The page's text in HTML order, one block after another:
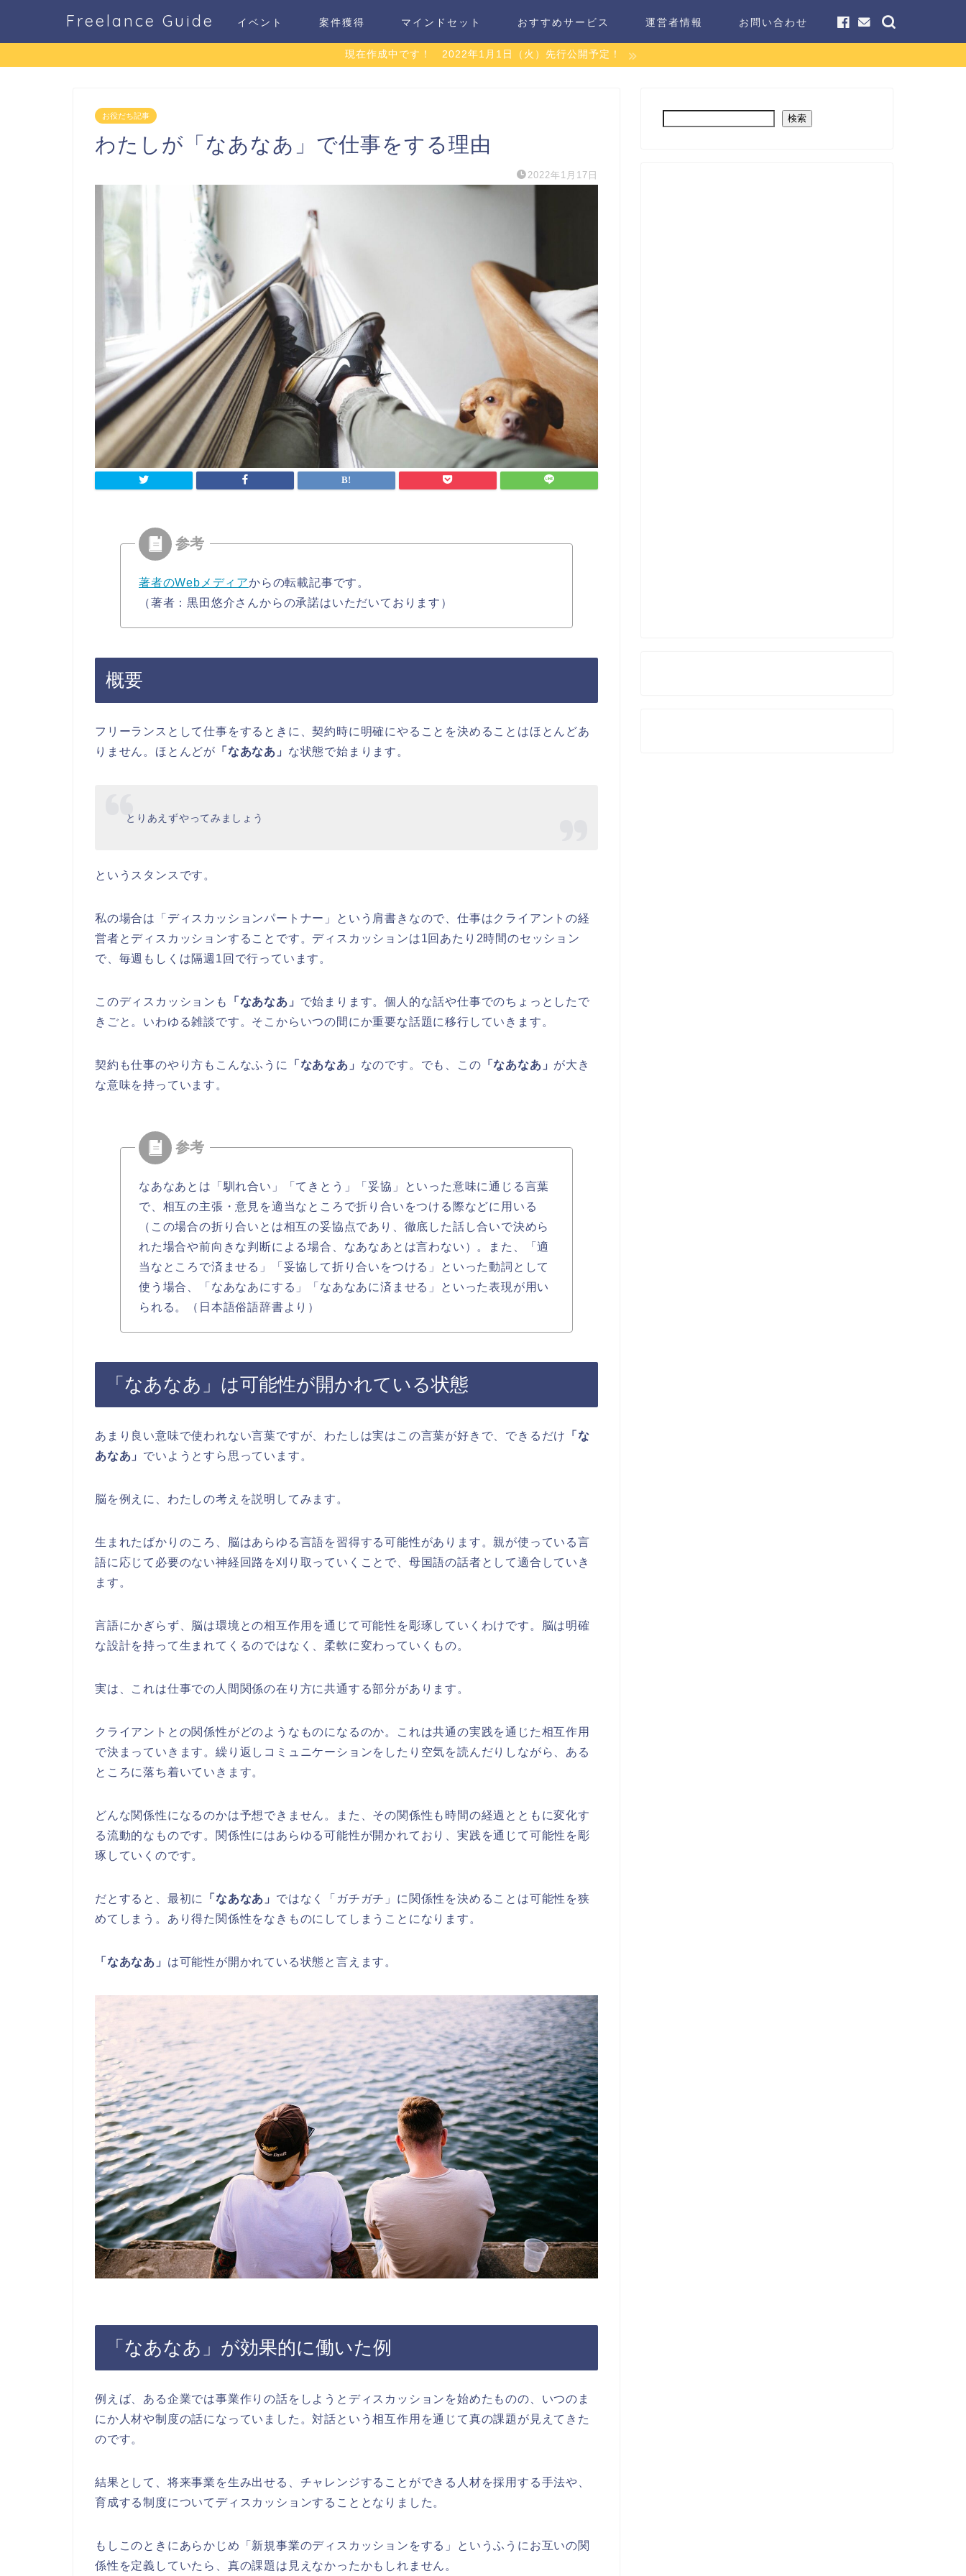
Freelance Guide イベント 案件獲得 マインドセット おすすめサービス 運営者情報 お問い合わせ
現在作成中です！ 2022年1月1日（火）先行公開予定！
お役だち記事
わたしが「なあなあ」で仕事をする理由
2022年1月17日
著者のWebメディアからの転載記事です。
（著者：黒田悠介さんからの承諾はいただいております）
概要
フリーランスとして仕事をするときに、契約時に明確にやることを決めることはほとんどあ
りません。ほとんどが 「なあなあ」 な状態で始まります。
とりあえずやってみましょう
というスタンスです。
私の場合は「ディスカッションパートナー」という肩書きなので、仕事はクライアントの経
営者とディスカッションすることです。ディスカッションは1回あたり2時間のセッション
で、毎週もしくは隔週1回で行っています。
このディスカッションも 「なあなあ」 で始まります。個人的な話や仕事でのちょっとしたで
きごと。いわゆる雑談です。そこからいつの間にか重要な話題に移行していきます。
契約も仕事のやり方もこんなふうに 「なあなあ」 なのです。でも、この 「なあなあ」 が大き
な意味を持っています。
なあなあとは「馴れ合い」「てきとう」「妥協」といった意味に通じる言葉
で、相互の主張・意見を適当なところで折り合いをつける際などに用いる
（この場合の折り合いとは相互の妥協点であり、徹底した話し合いで決めら
れた場合や前向きな判断による場合、なあなあとは言わない）。また、「適
当なところで済ませる」「妥協して折り合いをつける」といった動詞として
使う場合、「なあなあにする」「なあなあに済ませる」といった表現が用い
られる。（日本語俗語辞書より）
「なあなあ」は可能性が開かれている状態
あまり良い意味で使われない言葉ですが、わたしは実はこの言葉が好きで、できるだけ
「な
あなあ」 でいようとすら思っています。
脳を例えに、わたしの考えを説明してみます。
生まれたばかりのころ、脳はあらゆる言語を習得する可能性があります。親が使っている言
語に応じて必要のない神経回路を刈り取っていくことで、母国語の話者として適合していき
ます。
言語にかぎらず、脳は環境との相互作用を通じて可能性を彫琢していくわけです。脳は明確
な設計を持って生まれてくるのではなく、柔軟に変わっていくもの。
実は、これは仕事での人間関係の在り方に共通する部分があります。
クライアントとの関係性がどのようなものになるのか。これは共通の実践を通じた相互作用
で決まっていきます。繰り返しコミュニケーションをしたり空気を読んだりしながら、ある
ところに落ち着いていきます。
どんな関係性になるのかは予想できません。また、その関係性も時間の経過とともに変化す
る流動的なものです。関係性にはあらゆる可能性が開かれており、実践を通じて可能性を彫
琢していくのです。
だとすると、最初に 「なあなあ」 ではなく「ガチガチ」に関係性を決めることは可能性を狭
めてしまう。あり得た関係性をなきものにしてしまうことになります。
「なあなあ」 は可能性が開かれている状態と言えます。
「なあなあ」が効果的に働いた例
例えば、ある企業では事業作りの話をしようとディスカッションを始めたものの、いつのま
にか人材や制度の話になっていました。対話という相互作用を通じて真の課題が見えてきた
のです。
結果として、将来事業を生み出せる、チャレンジすることができる人材を採用する手法や、
育成する制度についてディスカッションすることとなりました。
もしこのときにあらかじめ「新規事業のディスカッションをする」というふうにお互いの関
係性を定義していたら、真の課題は見えなかったかもしれません。
検索